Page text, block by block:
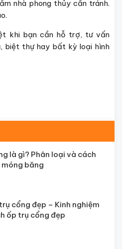
nhà phong thủy cần tránh.
khi bạn cần hỗ trợ, tư vấn
, biệt thự hay bất kỳ loại hình
là gì? Phân loại và cách
băng
cổng đẹp – Kinh nghiệm
ốp trụ cổng đẹp